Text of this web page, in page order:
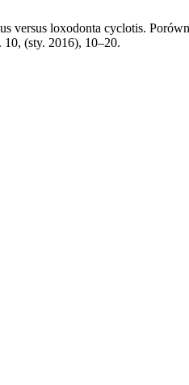
versus loxodonta cyclotis.
. 10, (sty. 2016), 10–20.